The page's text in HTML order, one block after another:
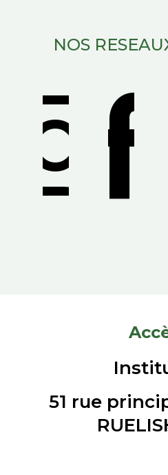
NOS
51 rue